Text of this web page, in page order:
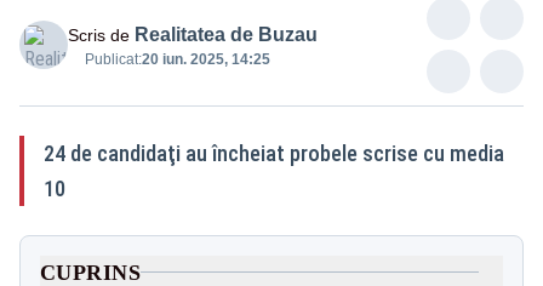
Scris de Realitatea de Buzau
Publicat:20 iun. 2025, 14:25
24 de candidaţi au încheiat probele scrise cu media
10
CUPRINS